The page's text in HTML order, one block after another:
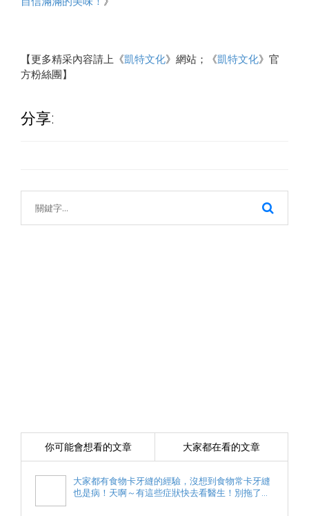
【更多精采內容請上《凱特文化》網站；《凱特文化》官
方粉絲團】
分享:
你可能會想看的文章 大家都在看的文章
大家都有食物卡牙縫的經驗，沒想到食物常卡牙縫
也是病！天啊～有這些症狀快去看醫生！別拖了...